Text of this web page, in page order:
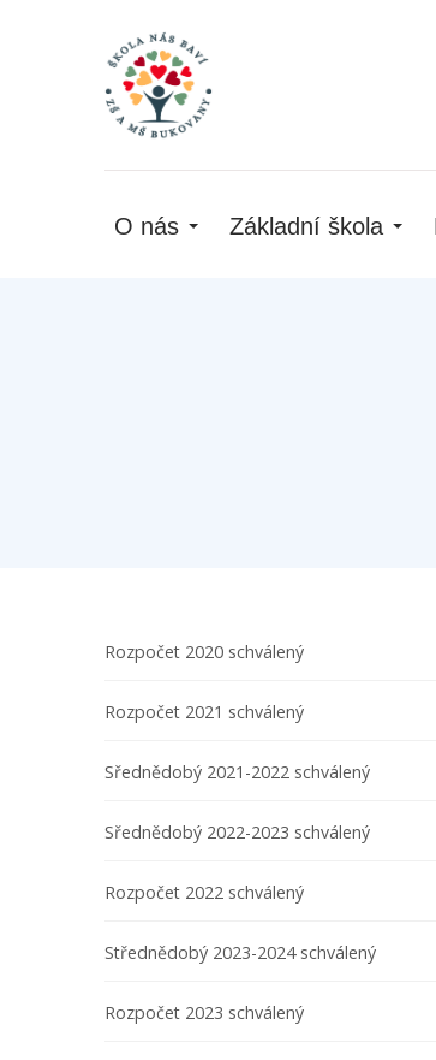
O nás Základní škola
Rozpočet 2020 schválený
Rozpočet 2021 schválený
Sřednědobý 2021-2022 schválený
Sřednědobý 2022-2023 schválený
Rozpočet 2022 schválený
Střednědobý 2023-2024 schválený
Rozpočet 2023 schválený